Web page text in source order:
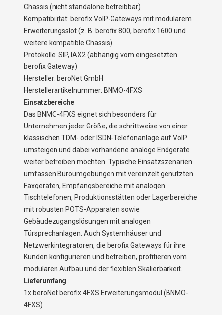
Chassis (nicht standalone betreibbar)
Kompatibilität: berofix VoIP-Gateways mit modularem
Erweiterungsslot (z. B. berofix 800, berofix 1600 und
weitere kompatible Chassis)
Protokolle: SIP, IAX2 (abhängig vom eingesetzten
berofix Gateway)
Hersteller: beroNet GmbH
Herstellerartikelnummer: BNMO-4FXS
Einsatzbereiche
Das BNMO-4FXS eignet sich besonders für
Unternehmen jeder Größe, die schrittweise von einer
klassischen TDM- oder ISDN-Telefonanlage auf VoIP
umsteigen und dabei vorhandene analoge Endgeräte
weiter betreiben möchten. Typische Einsatzszenarien
umfassen Büroumgebungen mit vereinzelt genutzten
Faxgeräten, Empfangsbereiche mit analogen
Tischtelefonen, Produktionsstätten oder Lagerbereiche
mit robusten POTS-Apparaten sowie
Gebäudezugangslösungen mit analogen
Türsprechanlagen. Auch Systemhäuser und
Netzwerkintegratoren, die berofix Gateways für ihre
Kunden konfigurieren und betreiben, profitieren vom
modularen Aufbau und der flexiblen Skalierbarkeit.
Lieferumfang
1x beroNet berofix 4FXS Erweiterungsmodul (BNMO-
4FXS)